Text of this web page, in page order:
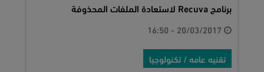
برنامج Recuva لاستعادة الملفات المحذوفة
تقنيه عامه / تكنولوجيا